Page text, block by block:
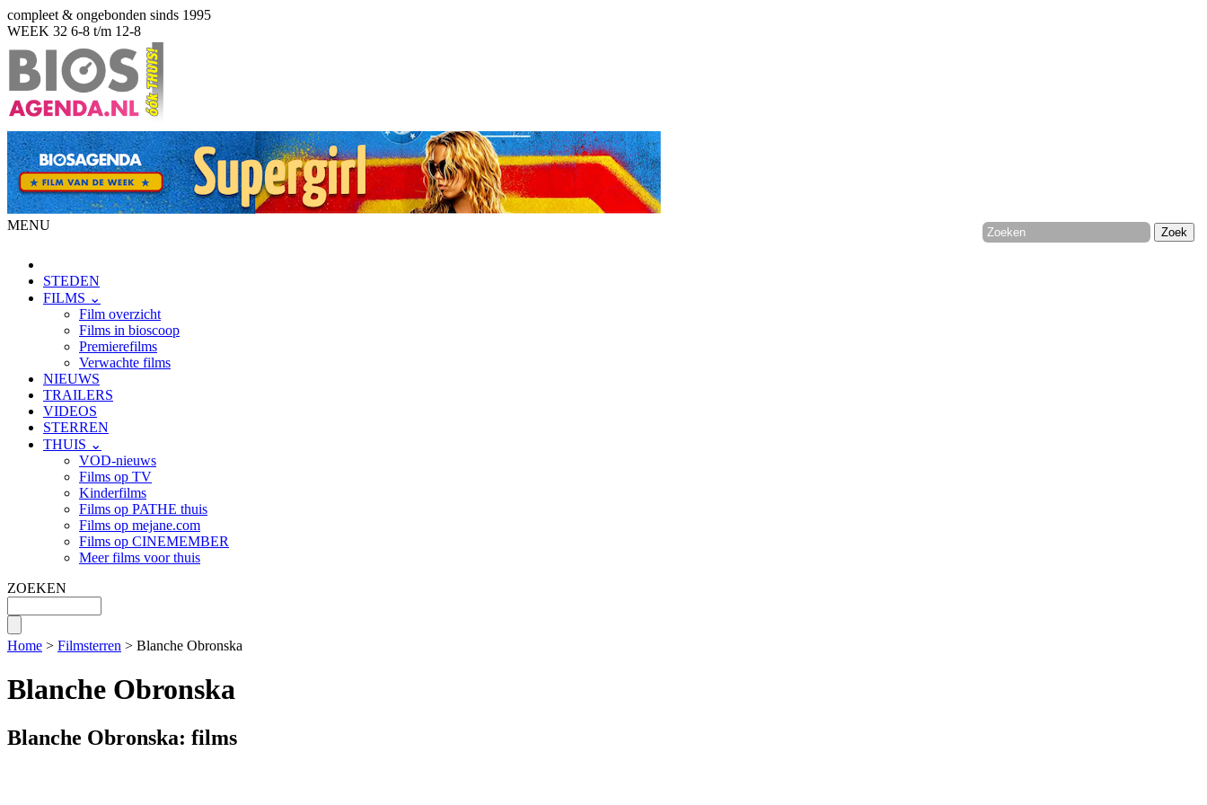
compleet & ongebonden sinds 1995
WEEK 32 6-8 t/m 12-8
MENU
STEDEN
FILMS ⌄
Film overzicht
Films in bioscoop
Premierefilms
Verwachte films
NIEUWS
TRAILERS
VIDEOS
STERREN
THUIS ⌄
VOD-nieuws
Films op TV
Kinderfilms
Films op PATHE thuis
Films op mejane.com
Films op CINEMEMBER
Meer films voor thuis
ZOEKEN
Home > Filmsterren > Blanche Obronska
Blanche Obronska
Blanche Obronska: films